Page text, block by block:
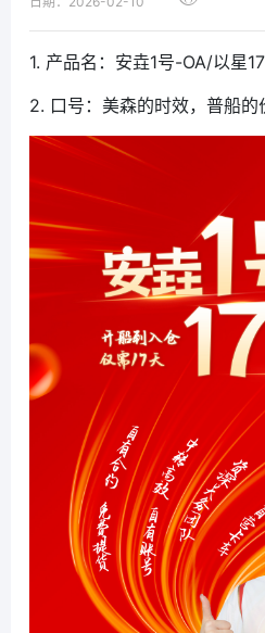
1. 产品名：安垚1号-OA/以星
2. 口号：美森的时效，普船的